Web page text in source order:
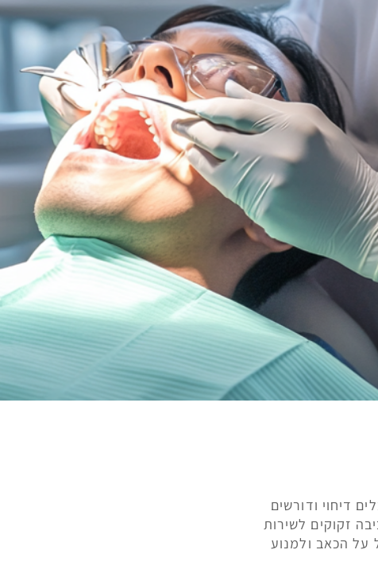
דיחוי ודורשים
זקוקים לשירות
על הכאב ולמנוע